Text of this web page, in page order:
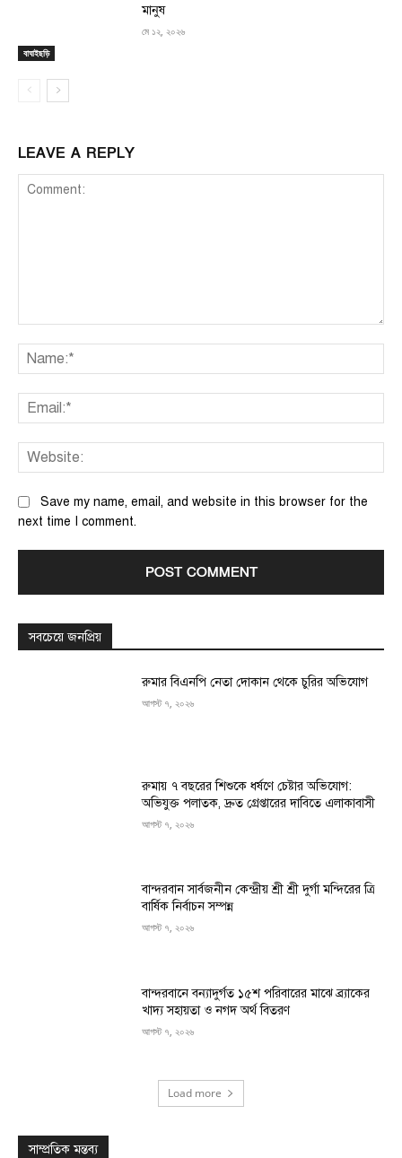
বাঘাইছড়ি
মানুষ
মে ১২, ২০২৬
LEAVE A REPLY
Save my name, email, and website in this browser for the
next time I comment.
সবচেয়ে জনপ্রিয়
রুমার বিএনপি নেতা দোকান থেকে চুরির অভিযোগ
আগস্ট ৭, ২০২৬
রুমায় ৭ বছরের শিশুকে ধর্ষণে চেষ্টার অভিযোগ:
অভিযুক্ত পলাতক, দ্রুত গ্রেপ্তারের দাবিতে এলাকাবাসী
আগস্ট ৭, ২০২৬
বান্দরবান সার্বজনীন কেন্দ্রীয় শ্রী শ্রী দুর্গা মন্দিরের ত্রি
বার্ষিক নির্বাচন সম্পন্ন
আগস্ট ৭, ২০২৬
বান্দরবানে বন্যাদুর্গত ১৫শ পরিবারের মাঝে ব্র্যাকের
খাদ্য সহায়তা ও নগদ অর্থ বিতরণ
আগস্ট ৭, ২০২৬
Load more
সাম্প্রতিক মন্তব্য